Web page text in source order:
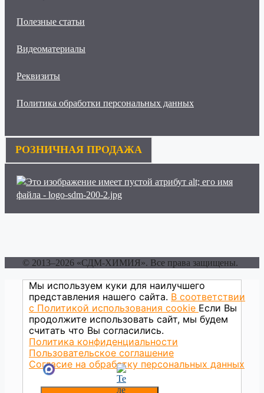
Полезные статьи
Видеоматериалы
Реквизиты
Политика обработки персональных данных
РОЗНИЧНАЯ ПРОДАЖА
© 2013–2026 «СДМ-ХИМИЯ». Все права защищены.
Мы используем куки для наилучшего
представления нашего сайта. В соответствии
с Политикой использования сookie Если Вы
продолжите использовать сайт, мы будем
считать что Вы согласились.
Политика конфиденциальности
Пользовательское соглашение
Согласие на обработку персональных данных